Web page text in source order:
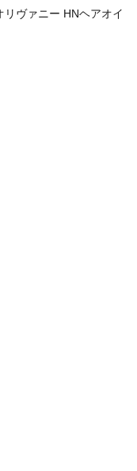
ヴァニー HNヘアオイ